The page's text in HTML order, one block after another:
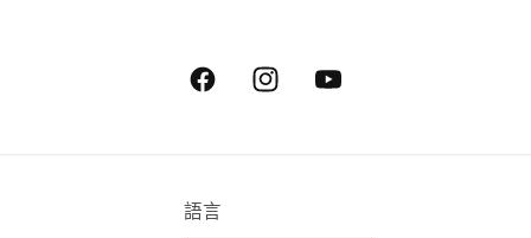
FacebookInstagramYouTube
語言